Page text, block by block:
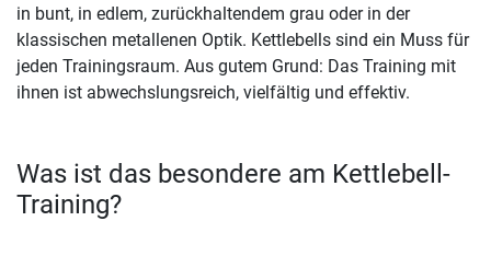
in bunt, in edlem, zurückhaltendem grau oder in der
klassischen metallenen Optik. Kettlebells sind ein Muss für
jeden Trainingsraum. Aus gutem Grund: Das Training mit
ihnen ist abwechslungsreich, vielfältig und effektiv.
Was ist das besondere am Kettlebell-
Training?